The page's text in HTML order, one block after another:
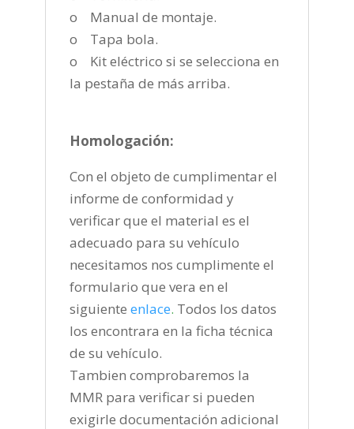
o Manual de montaje.
o Tapa bola.
o Kit eléctrico si se selecciona en
la pestaña de más arriba.
Homologación:
Con el objeto de cumplimentar el
informe de conformidad y
verificar que el material es el
adecuado para su vehículo
necesitamos nos cumplimente el
formulario que vera en el
siguiente enlace. Todos los datos
los encontrara en la ficha técnica
de su vehículo.
Tambien comprobaremos la
MMR para verificar si pueden
exigirle documentación adicional